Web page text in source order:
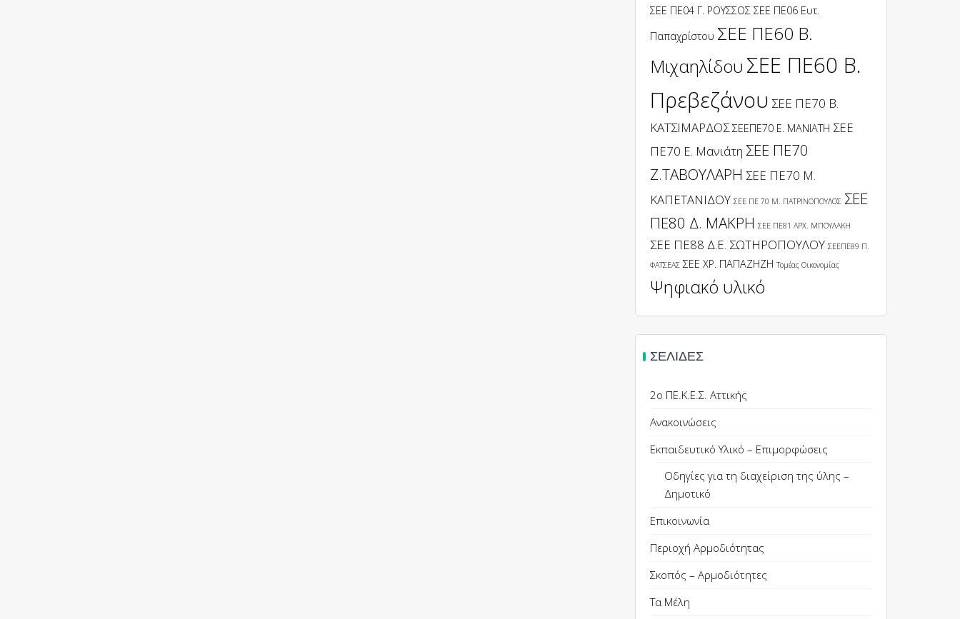
ΣΕΕ ΠΕ04 Γ. ΡΟΥΣΣΟΣ ΣΕΕ ΠΕ06 Ευτ.
Παπαχρίστου ΣΕΕ ΠΕ60 Β.
Μιχαηλίδου ΣΕΕ ΠΕ60 Β.
Πρεβεζάνου ΣΕΕ ΠΕ70 Β.
ΚΑΤΣΙΜΑΡΔΟΣ ΣΕΕΠΕ70 Ε. ΜΑΝΙΑΤΗ ΣΕΕ
ΠΕ70 Ε. Μανιάτη ΣΕΕ ΠΕ70
Ζ.ΤΑΒΟΥΛΑΡΗ ΣΕΕ ΠΕ70 Μ.
ΚΑΠΕΤΑΝΙΔΟΥ ΣΕΕ ΠΕ 70 Μ. ΠΑΤΡΙΝΟΠΟΥΛΟΣ ΣΕΕ
ΠΕ80 Δ. ΜΑΚΡΗ ΣΕΕ ΠΕ81 ΑΡΧ. ΜΠΟΥΛΑΚΗ
ΣΕΕ ΠΕ88 Δ.Ε. ΣΩΤΗΡΟΠΟΥΛΟΥ ΣΕΕΠΕ89 Π.
ΦΑΤΣΕΑΣ ΣΕΕ ΧΡ. ΠΑΠΑΖΗΖΗ Τομέας Οικονομίας
Ψηφιακό υλικό
ΣΕΛΊΔΕΣ
2ο ΠΕ.Κ.Ε.Σ. Αττικής
Ανακοινώσεις
Εκπαιδευτικό Υλικό – Επιμορφώσεις
Οδηγίες για τη διαχείριση της ύλης –
Δημοτικό
Επικοινωνία
Περιοχή Αρμοδιότητας
Σκοπός – Αρμοδιότητες
Τα Μέλη